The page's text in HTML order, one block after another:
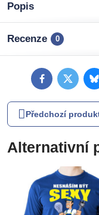
Popis
Recenze 0
FacebookTwitter
Předchozí
Alternativní